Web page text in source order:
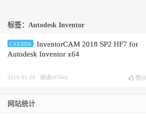
标签：Autodesk Inventor
CAX/EDA
InventorCAM 2018 SP2 HF7 for
Autodesk Inventor x64
2019-01-20 阅读(9704) 赞(0
网站统计